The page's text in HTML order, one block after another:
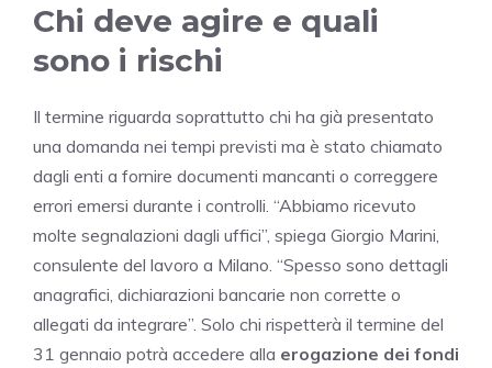
Chi deve agire e quali
sono i rischi
Il termine riguarda soprattutto chi ha già presentato
una domanda nei tempi previsti ma è stato chiamato
dagli enti a fornire documenti mancanti o correggere
errori emersi durante i controlli. “Abbiamo ricevuto
molte segnalazioni dagli uffici”, spiega Giorgio Marini,
consulente del lavoro a Milano. “Spesso sono dettagli
anagrafici, dichiarazioni bancarie non corrette o
allegati da integrare”. Solo chi rispetterà il termine del
31 gennaio potrà accedere alla erogazione dei fondi